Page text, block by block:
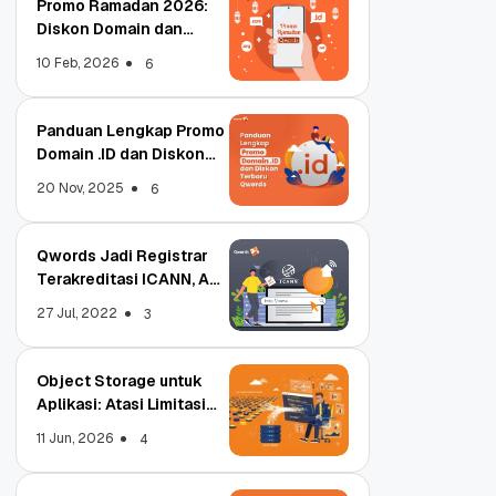
Promo Ramadan 2026:
Diskon Domain dan
10 Feb, 2026 6
Panduan Lengkap Promo
Domain .ID dan Diskon
20 Nov, 2025 6
Qwords Jadi Registrar
Terakreditasi ICANN, Apa
27 Jul, 2022 3
Object Storage untuk
Aplikasi: Atasi Limitasi
11 Jun, 2026 4